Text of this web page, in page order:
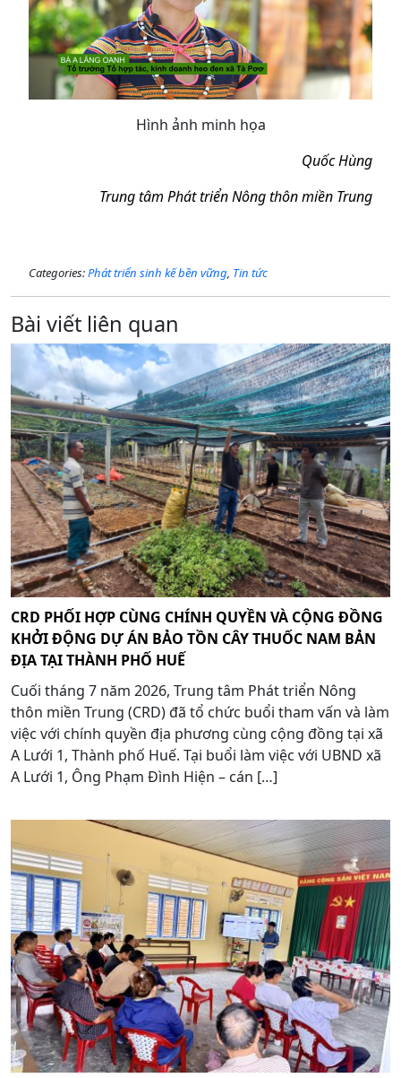
Hình ảnh minh họa
Quốc Hùng
Trung tâm Phát triển Nông thôn miền Trung
Categories:Phát triển sinh kế bền vững, Tin tức
Bài viết liên quan
CRD PHỐI HỢP CÙNG CHÍNH QUYỀN VÀ CỘNG ĐỒNG
KHỞI ĐỘNG DỰ ÁN BẢO TỒN CÂY THUỐC NAM BẢN
ĐỊA TẠI THÀNH PHỐ HUẾ
Cuối tháng 7 năm 2026, Trung tâm Phát triển Nông
thôn miền Trung (CRD) đã tổ chức buổi tham vấn và làm
việc với chính quyền địa phương cùng cộng đồng tại xã
A Lưới 1, Thành phố Huế. Tại buổi làm việc với UBND xã
A Lưới 1, Ông Phạm Đình Hiện – cán […]